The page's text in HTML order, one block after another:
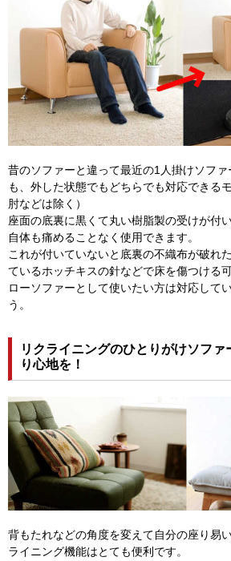
昔のソファーと違って最近の1人掛けソフ
も、外した状態でもどちらでも対応できる
肘などは除く）
座面の底裏に黒くて丸い樹脂製の受けが付
自体も痛めることなく使用できます。
これが付いていないと底裏の不織布が破れ
ているホッチキスの針などで床を傷つける
ローソファーとして使いたい方は対応して
う。
リクライニングのひとりがけソフ
り心地を！
背もたれなどの角度を変えて自分の座り易
ライニング機能はとても便利です。